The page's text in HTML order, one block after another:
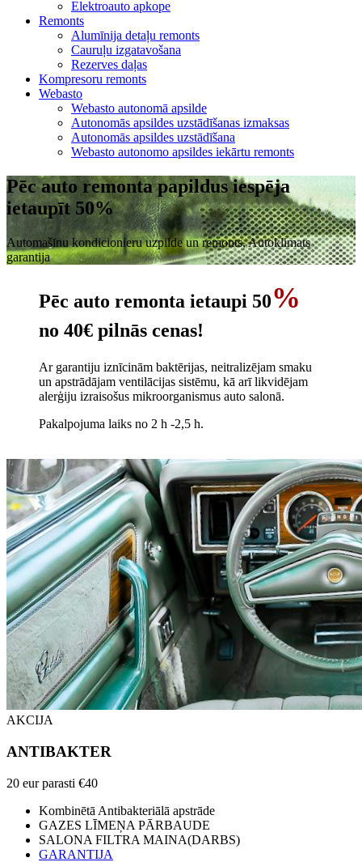
Elektroauto apkope
Remonts
Alumīnija detaļu remonts
Cauruļu izgatavošana
Rezerves daļas
Kompresoru remonts
Webasto
Webasto autonomā apsilde
Autonomās apsildes uzstādīšanas izmaksas
Autonomās apsildes uzstādīšana
Webasto autonomo apsildes iekārtu remonts
Pēc auto remonta papildus iespēja
ietaupīt 50%
Automašīnu kondicionieru uzpilde un remonts, Autoklimats
garantija
Pēc auto remonta ietaupi 50%
no 40€ pilnās cenas!
Ar garantiju iznīcinām baktērijas, neitralizējam smaku
un apstrādājam ventilācijas sistēmu, kā arī likvidējam
alerģiju izraisošus mikroorganismus auto salonā.
Pakalpojuma laiks no 2 h -2,5 h.
AKCIJA
ANTIBAKTER
20 eurparasti €40
Kombinētā Antibakteriālā apstrāde
GAZES LĪMEŅA PĀRBAUDE
SALONA FILTRA MAINA(DARBS)
GARANTIJA